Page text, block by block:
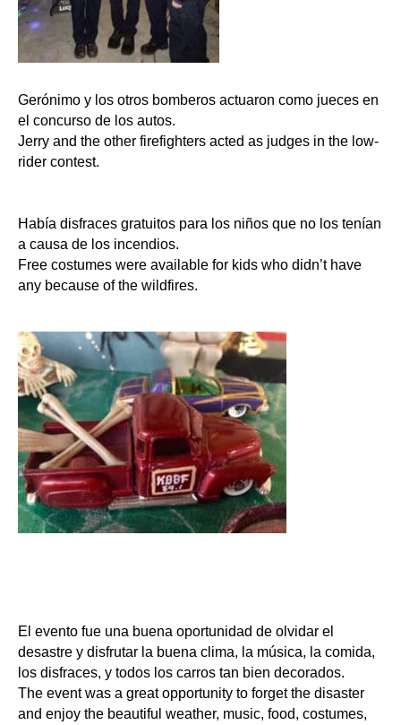
Gerónimo y los otros bomberos actuaron como jueces en
el concurso de los autos.
Jerry and the other firefighters acted as judges in the low-
rider contest.
Había disfraces gratuitos para los niños que no los tenían
a causa de los incendios.
Free costumes were available for kids who didn’t have
any because of the wildfires.
El evento fue una buena oportunidad de olvidar el
desastre y disfrutar la buena clima, la música, la comida,
los disfraces, y todos los carros tan bien decorados.
The event was a great opportunity to forget the disaster
and enjoy the beautiful weather, music, food, costumes,